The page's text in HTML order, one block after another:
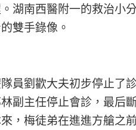
湖南西醫附一的救治小
雙手錄像。
劉歡大夫初步停止了
副主任停止會診，最后
，梅徒弟在進進方艙之